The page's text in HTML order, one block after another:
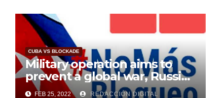
CUBA VS BLOCKADE
Military operation aims to
prevent a global war, Russia
says
FEB 25, 2022 REDACCIÓN DIGITAL